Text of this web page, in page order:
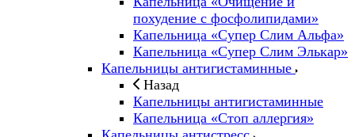
похудение с фосфолипидами»
Капельница «Супер Слим Альфа»
Капельница «Супер Слим Элькар»
Капельницы антигистаминные
Назад
Капельницы антигистаминные
Капельница «Стоп аллергия»